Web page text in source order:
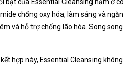
bật của Essential Cleansing nằm ở
chống oxy hóa, làm sáng và
và hỗ trợ chống lão hóa. Song
kết hợp này, Essential Cleansing